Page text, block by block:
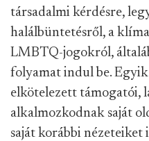
társadalmi kérdésre,
halálbüntetésről, a
LMBTQ-jogokról,
folyamat indul be.
elkötelezett támogatói,
alkalmozkodnak saját
saját korábbi